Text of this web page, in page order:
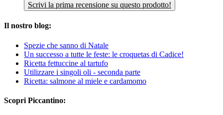
Scrivi la prima recensione su questo prodotto!
Il nostro blog:
Spezie che sanno di Natale
Un successo a tutte le feste: le croquetas di Cadice!
Ricetta fettuccine al tartufo
Utilizzare i singoli oli - seconda parte
Ricetta: salmone al miele e cardamomo
Scopri Piccantino: